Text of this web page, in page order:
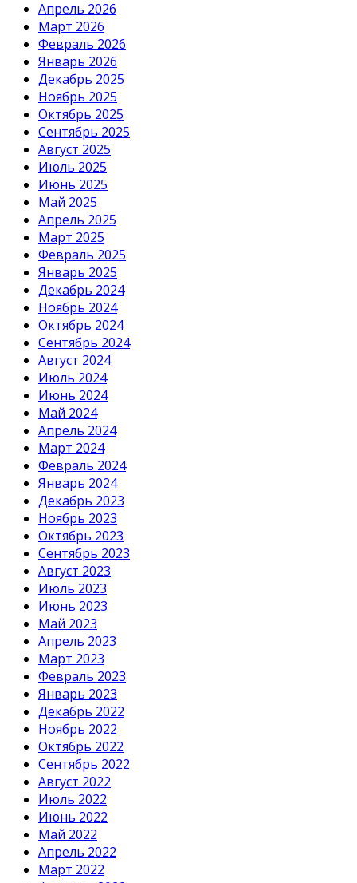
Апрель 2026
Март 2026
Февраль 2026
Январь 2026
Декабрь 2025
Ноябрь 2025
Октябрь 2025
Сентябрь 2025
Август 2025
Июль 2025
Июнь 2025
Май 2025
Апрель 2025
Март 2025
Февраль 2025
Январь 2025
Декабрь 2024
Ноябрь 2024
Октябрь 2024
Сентябрь 2024
Август 2024
Июль 2024
Июнь 2024
Май 2024
Апрель 2024
Март 2024
Февраль 2024
Январь 2024
Декабрь 2023
Ноябрь 2023
Октябрь 2023
Сентябрь 2023
Август 2023
Июль 2023
Июнь 2023
Май 2023
Апрель 2023
Март 2023
Февраль 2023
Январь 2023
Декабрь 2022
Ноябрь 2022
Октябрь 2022
Сентябрь 2022
Август 2022
Июль 2022
Июнь 2022
Май 2022
Апрель 2022
Март 2022